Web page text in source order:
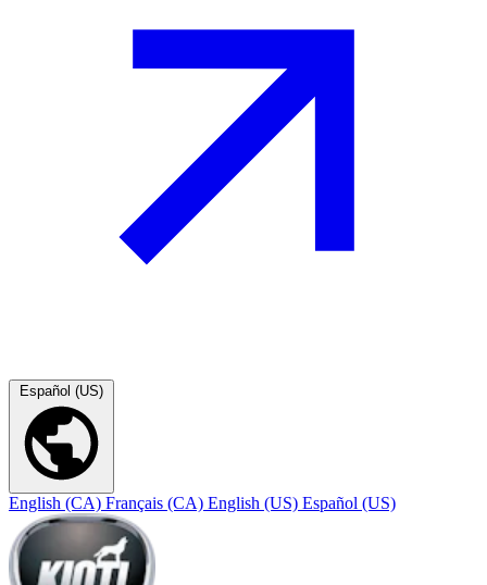
Español (US)
English (CA) Français (CA) English (US) Español (US)